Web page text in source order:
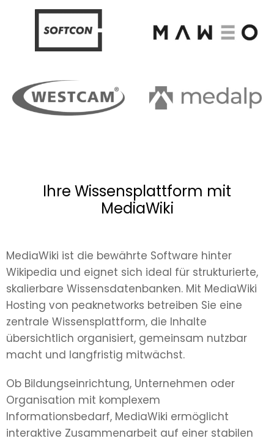
Ihre Wissensplattform mit
MediaWiki
MediaWiki ist die bewährte Software hinter
Wikipedia und eignet sich ideal für strukturierte,
skalierbare Wissensdatenbanken. Mit MediaWiki
Hosting von peaknetworks betreiben Sie eine
zentrale Wissensplattform, die Inhalte
übersichtlich organisiert, gemeinsam nutzbar
macht und langfristig mitwächst.
Ob Bildungseinrichtung, Unternehmen oder
Organisation mit komplexem
Informationsbedarf, MediaWiki ermöglicht
interaktive Zusammenarbeit auf einer stabilen